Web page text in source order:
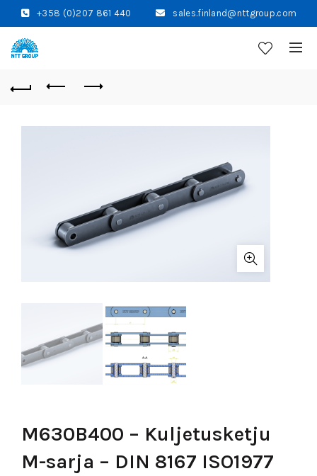
+358 (0)207 861 440 sales.finland@nttgroup.com
M630B400 – Kuljetusketju
M-sarja – DIN 8167 ISO1977